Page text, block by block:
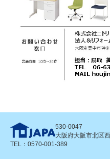
530-0047
大阪府大阪市北区
TEL：0570-001-389